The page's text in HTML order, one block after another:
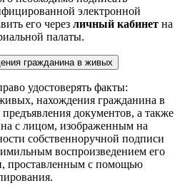
электронной
его через личный кабинет на
палаты.
гражданина в живых
удостоверять факты:
нахождения гражданина в
документов, а также
с лицом, изображенным на
собственноручной подписи
воспроизведением его
проставленным с помощью